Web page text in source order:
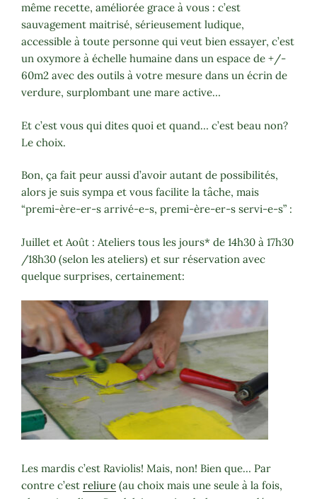
même recette, améliorée grace à vous : c’est
sauvagement maitrisé, sérieusement ludique,
accessible à toute personne qui veut bien essayer, c’est
un oxymore à échelle humaine dans un espace de +/-
60m2 avec des outils à votre mesure dans un écrin de
verdure, surplombant une mare active…
Et c’est vous qui dites quoi et quand… c’est beau non?
Le choix.
Bon, ça fait peur aussi d’avoir autant de possibilités,
alors je suis sympa et vous facilite la tâche, mais
“premi-ère-er-s arrivé-e-s, premi-ère-er-s servi-e-s” :
Juillet et Août : Ateliers tous les jours* de 14h30 à 17h30
/18h30 (selon les ateliers) et sur réservation avec
quelque surprises, certainement:
Les mardis c’est Raviolis! Mais, non! Bien que… Par
contre c’est reliure (au choix mais une seule à la fois,